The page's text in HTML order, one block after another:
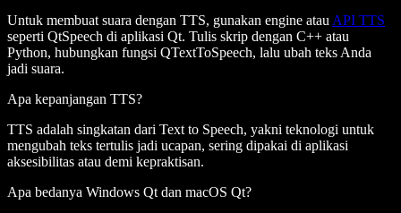
Untuk membuat suara dengan TTS, gunakan engine atau API TTS
seperti QtSpeech di aplikasi Qt. Tulis skrip dengan C++ atau
Python, hubungkan fungsi QTextToSpeech, lalu ubah teks Anda
jadi suara.
Apa kepanjangan TTS?
TTS adalah singkatan dari Text to Speech, yakni teknologi untuk
mengubah teks tertulis jadi ucapan, sering dipakai di aplikasi
aksesibilitas atau demi kepraktisan.
Apa bedanya Windows Qt dan macOS Qt?